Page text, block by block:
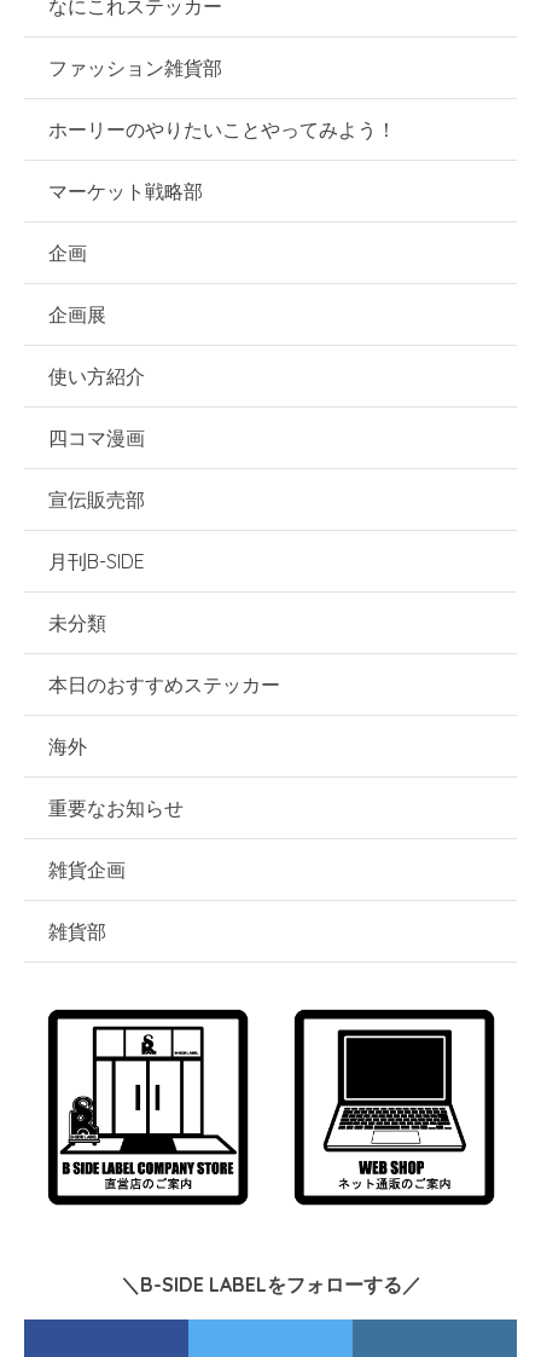
なにこれステッカー
ファッション雑貨部
ホーリーのやりたいことやってみよう！
マーケット戦略部
企画
企画展
使い方紹介
四コマ漫画
宣伝販売部
月刊B-SIDE
未分類
本日のおすすめステッカー
海外
重要なお知らせ
雑貨企画
雑貨部
＼B-SIDE LABELをフォローする／